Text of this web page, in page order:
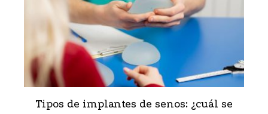
Reafirmación mamaria tras el embarazo